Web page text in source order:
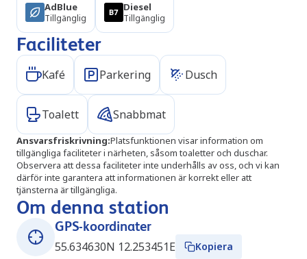
AdBlue
Tillgänglig
Diesel
Tillgänglig
Faciliteter
Kafé Parkering Dusch
Toalett Snabbmat
Ansvarsfriskrivning:Platsfunktionen visar information om
tillgängliga faciliteter i närheten, såsom toaletter och duschar.
Observera att dessa faciliteter inte underhålls av oss, och vi kan
därför inte garantera att informationen är korrekt eller att
tjänsterna är tillgängliga.
Om denna station
GPS-koordinater
55.634630N 12.253451E
Kopiera